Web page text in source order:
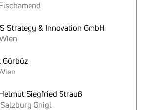
Strategy & Innovation GmbH
Gürbüz
Siegfried Strauß
Gnigl